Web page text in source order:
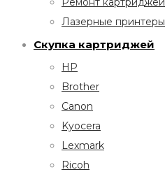
Лазерные принтеры
Скупка картриджей
HP
Brother
Canon
Kyocera
Lexmark
Ricoh